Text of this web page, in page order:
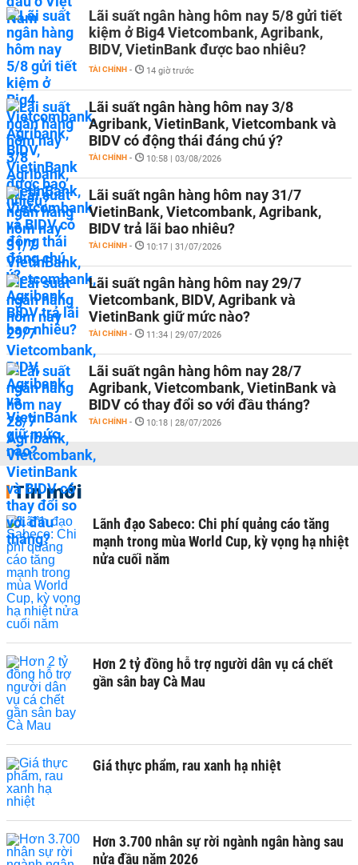
Lãi suất ngân hàng hôm nay 5/8 gửi tiết
kiệm ở Big4 Vietcombank, Agribank,
BIDV, VietinBank được bao nhiêu?
TÀI CHÍNH - 14 giờ trước
Lãi suất ngân hàng hôm nay 3/8
Agribank, VietinBank, Vietcombank và
BIDV có động thái đáng chú ý?
TÀI CHÍNH - 10:58 | 03/08/2026
Lãi suất ngân hàng hôm nay 31/7
VietinBank, Vietcombank, Agribank,
BIDV trả lãi bao nhiêu?
TÀI CHÍNH - 10:17 | 31/07/2026
Lãi suất ngân hàng hôm nay 29/7
Vietcombank, BIDV, Agribank và
VietinBank giữ mức nào?
TÀI CHÍNH - 11:34 | 29/07/2026
Lãi suất ngân hàng hôm nay 28/7
Agribank, Vietcombank, VietinBank và
BIDV có thay đổi so với đầu tháng?
TÀI CHÍNH - 10:18 | 28/07/2026
Tin mới
Lãnh đạo Sabeco: Chi phí quảng cáo tăng
mạnh trong mùa World Cup, kỳ vọng hạ nhiệt
nửa cuối năm
Hơn 2 tỷ đồng hỗ trợ người dân vụ cá chết
gần sân bay Cà Mau
Giá thực phẩm, rau xanh hạ nhiệt
Hơn 3.700 nhân sự rời ngành ngân hàng sau
nửa đầu năm 2026